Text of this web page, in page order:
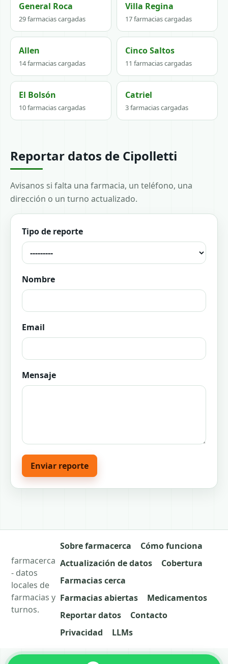
General Roca
29 farmacias cargadas
Villa Regina
17 farmacias cargadas
Allen
14 farmacias cargadas
Cinco Saltos
11 farmacias cargadas
El Bolsón
10 farmacias cargadas
Catriel
3 farmacias cargadas
Reportar datos de Cipolletti
Avisanos si falta una farmacia, un teléfono, una
dirección o un turno actualizado.
Tipo de reporte
Nombre
Email
Mensaje
Enviar reporte
farmacerca
- datos
locales de
farmacias y
turnos.
Sobre farmacerca
Cómo funciona
Actualización de datos
Cobertura
Farmacias cerca
Farmacias abiertas
Medicamentos
Reportar datos
Contacto
Privacidad
LLMs